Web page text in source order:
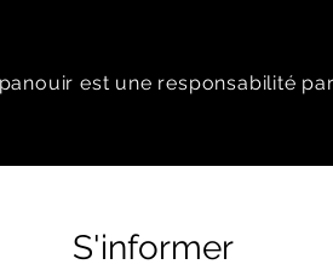
est une responsabilité
S'informer